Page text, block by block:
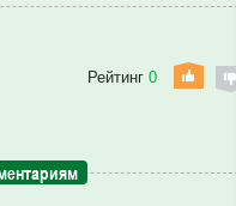
Рейтинг 0